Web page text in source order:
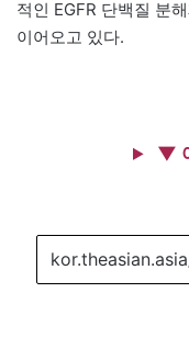
적인 EGFR 단백질 분
이어오고 있다.
▼